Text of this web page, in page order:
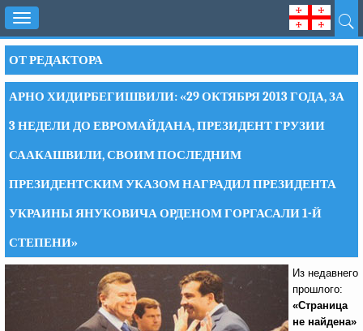
Toggle
navigation
ОТ РЕДАКТОРА
АРНО ХИДИРБЕГИШВИЛИ: «29 ОКТЯБРЯ 2013 ГОДА, ЗА
3 НЕДЕЛИ ДО ЕВРОМАЙДАНА, ПРЕЗИДЕНТ ГРУЗИИ
СААКАШВИЛИ, СВОИМ ПОСЛЕДНИМ
ПРЕЗИДЕНТСКИМ УКАЗОМ НАГРАДИЛ ПРЕЗИДЕНТА
УКРАИНЫ ЯНУКОВИЧА ОРДЕНОМ ГОРГАСАЛИ 1-Й
СТЕПЕНИ»
Из недавнего
прошлого:
«Страница
не найдена»